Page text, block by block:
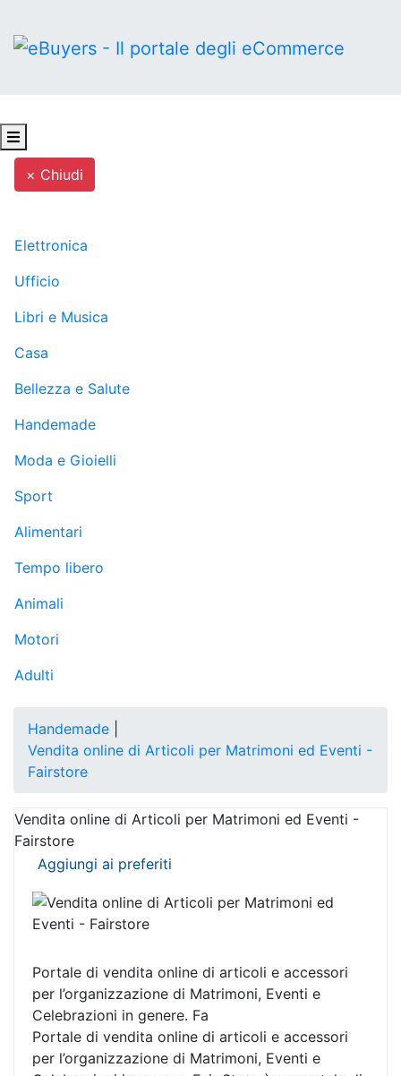
× Chiudi
Elettronica
Ufficio
Libri e Musica
Casa
Bellezza e Salute
Handemade
Moda e Gioielli
Sport
Alimentari
Tempo libero
Animali
Motori
Adulti
Handemade
Vendita online di Articoli per Matrimoni ed Eventi -
Fairstore
Vendita online di Articoli per Matrimoni ed Eventi -
Fairstore
Aggiungi ai preferiti
Portale di vendita online di articoli e accessori
per l’organizzazione di Matrimoni, Eventi e
Celebrazioni in genere. Fa
Portale di vendita online di articoli e accessori
per l’organizzazione di Matrimoni, Eventi e